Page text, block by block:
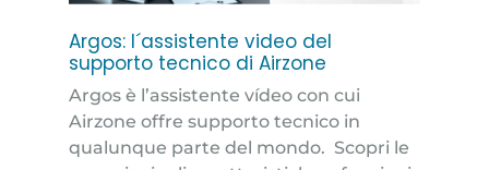
Argos: l´assistente video del
supporto tecnico di Airzone
Argos è l’assistente vídeo con cui
Airzone offre supporto tecnico in
qualunque parte del mondo. Scopri le